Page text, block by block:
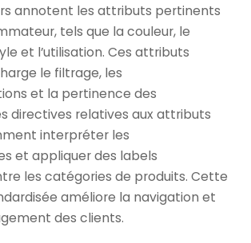
annotent les attributs pertinents
tels que la couleur, le
et l’utilisation. Ces attributs
le filtrage, les
et la pertinence des
directives relatives aux attributs
interpréter les
et appliquer des labels
les catégories de produits. Cette
améliore la navigation et
des clients.